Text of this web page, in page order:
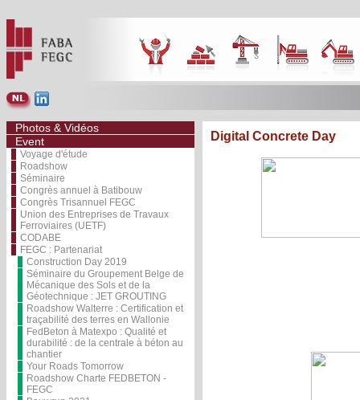
Photos & Vidéos
Event
Voyage d'étude
Roadshow
Séminaire
Congrès annuel à Batibouw
Congrès Trisannuel FEGC
Union des Entreprises de Travaux
Ferroviaires (UETF)
CODABE
FEGC : Partenariat
Construction Day 2019
Séminaire du Groupement Belge de
Mécanique des Sols et de la
Géotechnique : JET GROUTING
Roadshow Walterre : Certification et
traçabilité des terres en Wallonie
FedBeton à Matexpo : Qualité et
durabilité : de la centrale à béton au
chantier
Your Roads Tomorrow
Roadshow Charte FEDBETON -
FEGC
Digital Concrete Day